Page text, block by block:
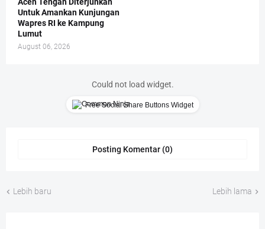
Untuk Amankan Kunjungan
Wapres RI ke Kampung
Lumut
August 06, 2026
Could not load widget.
Free Social Share Buttons Widget
Posting Komentar (0)
Lebih baru Lebih lama